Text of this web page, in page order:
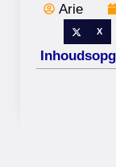
Arie
X